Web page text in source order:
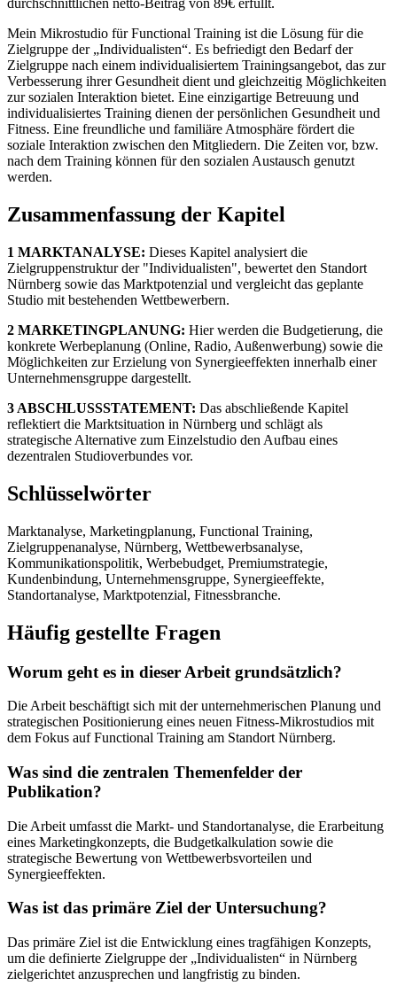
durchschnittlichen netto-Beitrag von 89€ erfüllt.
Mein Mikrostudio für Functional Training ist die Lösung für die
Zielgruppe der „Individualisten“. Es befriedigt den Bedarf der
Zielgruppe nach einem individualisiertem Trainingsangebot, das zur
Verbesserung ihrer Gesundheit dient und gleichzeitig Möglichkeiten
zur sozialen Interaktion bietet. Eine einzigartige Betreuung und
individualisiertes Training dienen der persönlichen Gesundheit und
Fitness. Eine freundliche und familiäre Atmosphäre fördert die
soziale Interaktion zwischen den Mitgliedern. Die Zeiten vor, bzw.
nach dem Training können für den sozialen Austausch genutzt
werden.
Zusammenfassung der Kapitel
1 MARKTANALYSE: Dieses Kapitel analysiert die
Zielgruppenstruktur der "Individualisten", bewertet den Standort
Nürnberg sowie das Marktpotenzial und vergleicht das geplante
Studio mit bestehenden Wettbewerbern.
2 MARKETINGPLANUNG: Hier werden die Budgetierung, die
konkrete Werbeplanung (Online, Radio, Außenwerbung) sowie die
Möglichkeiten zur Erzielung von Synergieeffekten innerhalb einer
Unternehmensgruppe dargestellt.
3 ABSCHLUSSSTATEMENT: Das abschließende Kapitel
reflektiert die Marktsituation in Nürnberg und schlägt als
strategische Alternative zum Einzelstudio den Aufbau eines
dezentralen Studioverbundes vor.
Schlüsselwörter
Marktanalyse, Marketingplanung, Functional Training,
Zielgruppenanalyse, Nürnberg, Wettbewerbsanalyse,
Kommunikationspolitik, Werbebudget, Premiumstrategie,
Kundenbindung, Unternehmensgruppe, Synergieeffekte,
Standortanalyse, Marktpotenzial, Fitnessbranche.
Häufig gestellte Fragen
Worum geht es in dieser Arbeit grundsätzlich?
Die Arbeit beschäftigt sich mit der unternehmerischen Planung und
strategischen Positionierung eines neuen Fitness-Mikrostudios mit
dem Fokus auf Functional Training am Standort Nürnberg.
Was sind die zentralen Themenfelder der
Publikation?
Die Arbeit umfasst die Markt- und Standortanalyse, die Erarbeitung
eines Marketingkonzepts, die Budgetkalkulation sowie die
strategische Bewertung von Wettbewerbsvorteilen und
Synergieeffekten.
Was ist das primäre Ziel der Untersuchung?
Das primäre Ziel ist die Entwicklung eines tragfähigen Konzepts,
um die definierte Zielgruppe der „Individualisten“ in Nürnberg
zielgerichtet anzusprechen und langfristig zu binden.